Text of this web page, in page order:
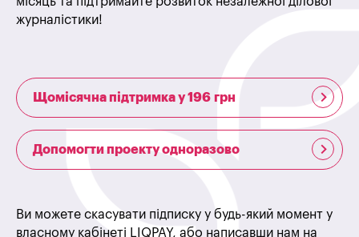
журналістики!
Щомісячна підтримка у 196 грн
Допомогти проекту одноразово
Ви можете скасувати підписку у будь-який момент у
власному кабінеті LIQPAY, або написавши нам на